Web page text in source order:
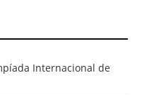
Internacional de